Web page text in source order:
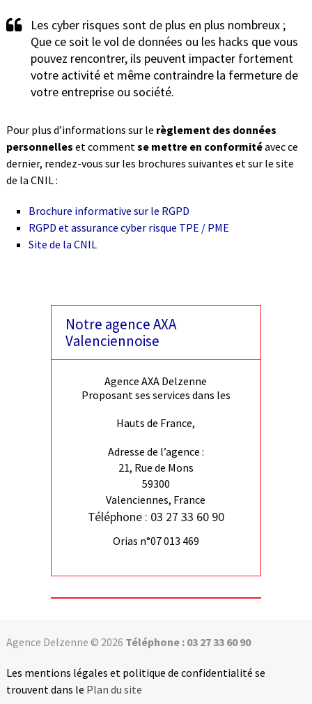
Les cyber risques sont de plus en plus nombreux ;
Que ce soit le vol de données ou les hacks que vous
pouvez rencontrer, ils peuvent impacter fortement
votre activité et même contraindre la fermeture de
votre entreprise ou société.
Pour plus d’informations sur le règlement des données
personnelles et commentse mettre en conformitéavec ce
dernier, rendez-vous sur les brochures suivantes et sur le site
de la CNIL :
Brochure informative sur le RGPD
RGPD et assurance cyber risque TPE / PME
Site de la CNIL
Notre agence AXA
Valenciennoise
Agence AXA Delzenne
Proposant ses services dans les
Hauts de France,
Adresse de l’agence :
21, Rue de Mons
59300
Valenciennes, France
Téléphone : 03 27 33 60 90
Orias n°07 013 469
Agence Delzenne © 2026 Téléphone : 03 27 33 60 90
Les mentions légales et politique de confidentialité se
trouvent dans le Plan du site